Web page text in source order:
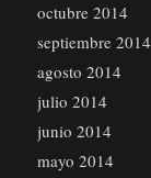
octubre 2014
septiembre 2014
agosto 2014
julio 2014
junio 2014
mayo 2014